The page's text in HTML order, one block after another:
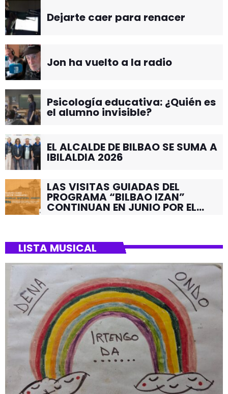
Dejarte caer para renacer
Jon ha vuelto a la radio
Psicología educativa: ¿Quién es
el alumno invisible?
EL ALCALDE DE BILBAO SE SUMA A
IBILALDIA 2026
LAS VISITAS GUIADAS DEL
PROGRAMA “BILBAO IZAN”
CONTINUAN EN JUNIO POR EL
LISTA MUSICAL